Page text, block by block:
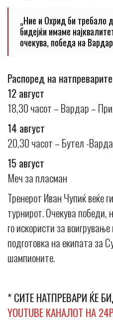
„Ние и Охрид би требало
бидејќи имаме
очекува, победа на
Распоред на
12 август
18,30 часот – Вардар –
14 август
20,30 часот – Бутел -
15 август
Меч за пласман
Тренерот Иван Чупиќ веќе
турнирот. Очекува победи,
го искористи за
подготовка на екипата за
шампионите.
* СИТЕ НАТПРЕВАРИ ЌЕ
YOUTUBE КАНАЛОТ НА